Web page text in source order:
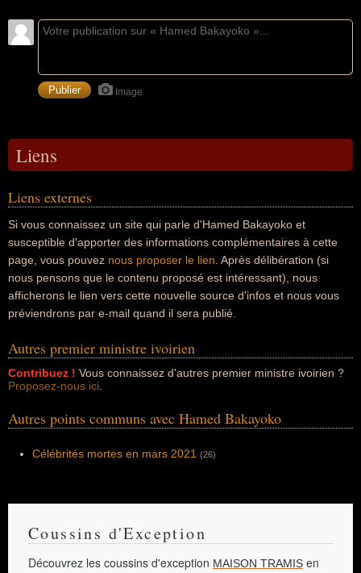
Image
Liens
Liens externes
Si vous connaissez un site qui parle d'Hamed Bakayoko et
susceptible d'apporter des informations complémentaires à cette
page, vous pouvez nous proposer le lien . Après délibération (si
nous pensons que le contenu proposé est intéressant), nous
afficherons le lien vers cette nouvelle source d'infos et nous vous
préviendrons par e-mail quand il sera publié.
Autres premier ministre ivoirien
Contribuez ! Vous connaissez d'autres premier ministre ivoirien ?
Proposez-nous ici
Autres points communs avec Hamed Bakayoko
Célébrités mortes en mars 2021 (26)
Coussins d'Exception
Découvrez les coussins d'exception MAISON TRAMIS en